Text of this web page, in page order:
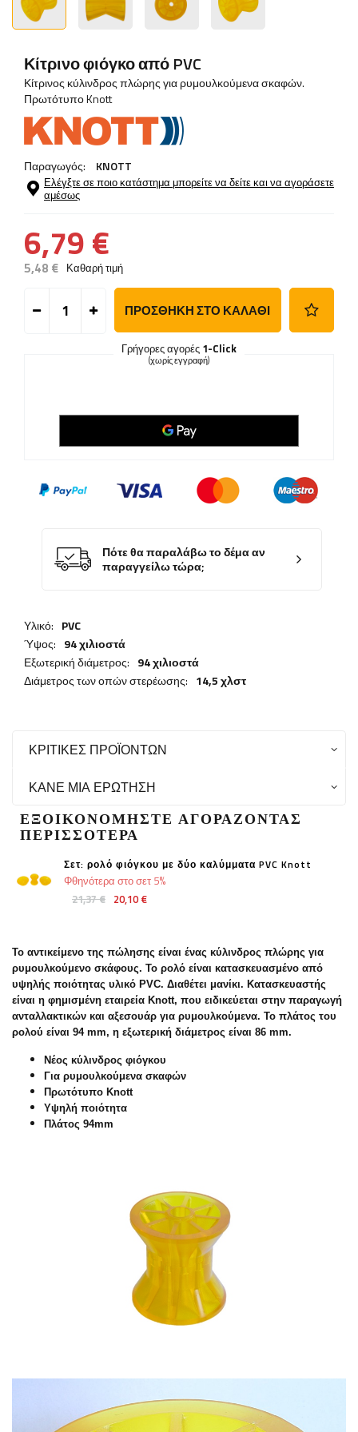
Κίτρινο φιόγκο από PVC
Κίτρινος κύλινδρος πλώρης για ρυμουλκούμενα σκαφών.
Πρωτότυπο Knott
Παραγωγός: KNOTT
Ελέγξτε σε ποιο κατάστημα μπορείτε να δείτε και να αγοράσετε
αμέσως
6,79 €
5,48 € Καθαρή τιμή
ΠΡΟΣΘΉΚΗ ΣΤΟ ΚΑΛΆΘΙ
Γρήγορες αγορές 1-Click
(χωρίς εγγραφή)
Πότε θα παραλάβω το δέμα αν
παραγγείλω τώρα;
Υλικό: PVC
Ύψος: 94 χιλιοστά
Εξωτερική διάμετρος: 94 χιλιοστά
Διάμετρος των οπών στερέωσης: 14,5 χλστ
ΚΡΙΤΙΚΈΣ ΠΡΟΪΌΝΤΩΝ
ΚΆΝΕ ΜΙΑ ΕΡΏΤΗΣΗ
ΕΞΟΙΚΟΝΟΜΉΣΤΕ ΑΓΟΡΆΖΟΝΤΑΣ
ΠΕΡΙΣΣΌΤΕΡΑ
Σετ: ρολό φιόγκου με δύο καλύμματα PVC Knott
21,37 € 20,10 €
Φθηνότερα στο σετ 5%
Το αντικείμενο της πώλησης είναι ένας κύλινδρος πλώρης για
ρυμουλκούμενο σκάφους. Το ρολό είναι κατασκευασμένο από
υψηλής ποιότητας υλικό PVC. Διαθέτει μανίκι. Κατασκευαστής
είναι η φημισμένη εταιρεία Knott, που ειδικεύεται στην παραγωγή
ανταλλακτικών και αξεσουάρ για ρυμουλκούμενα. Το πλάτος του
ρολού είναι 94 mm, η εξωτερική διάμετρος είναι 86 mm.
Νέος κύλινδρος φιόγκου
Για ρυμουλκούμενα σκαφών
Πρωτότυπο Knott
Υψηλή ποιότητα
Πλάτος 94mm